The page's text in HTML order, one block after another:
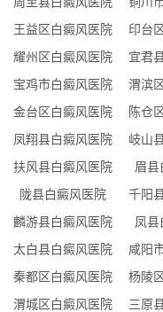
王益区白癜风医院 印台
耀州区白癜风医院 宜君
宝鸡市白癜风医院 渭滨
金台区白癜风医院 陈仓
凤翔县白癜风医院 岐山
扶风县白癜风医院 眉县
陇县白癜风医院 千阳
麟游县白癜风医院 凤县
太白县白癜风医院 咸阳
秦都区白癜风医院 杨陵
渭城区白癜风医院 三原